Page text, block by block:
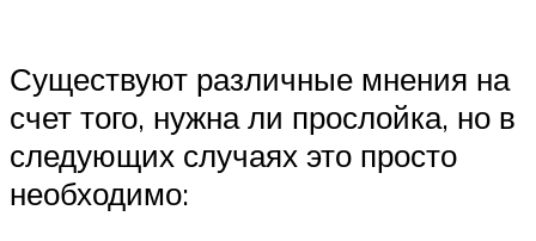
Существуют различные мнения на
счет того, нужна ли прослойка, но в
следующих случаях это просто
необходимо: